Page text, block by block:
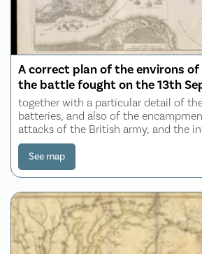
A correct plan of the environs of
the battle fought on the 13th
together with a particular detail of
batteries, and also of the
attacks of the British army, and the
city under the command of Vice
Major General Wolfe, Brigadier G
See map